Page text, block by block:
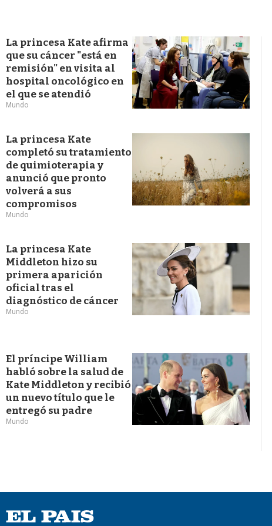
La princesa Kate afirma
que su cáncer "está en
remisión" en visita al
hospital oncológico en
el que se atendió
Mundo
La princesa Kate
completó su tratamiento
de quimioterapia y
anunció que pronto
volverá a sus
compromisos
Mundo
La princesa Kate
Middleton hizo su
primera aparición
oficial tras el
diagnóstico de cáncer
Mundo
El príncipe William
habló sobre la salud de
Kate Middleton y recibió
un nuevo título que le
entregó su padre
Mundo